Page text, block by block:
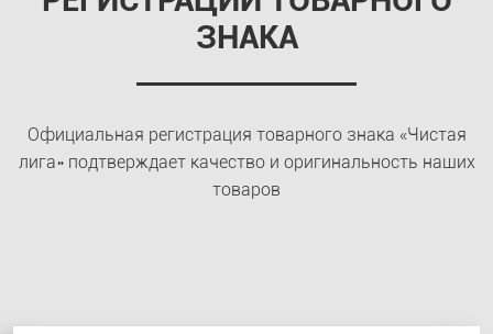
ЗНАКА
Официальная регистрация товарного знака «Чистая
лига» подтверждает качество и оригинальность наших
товаров